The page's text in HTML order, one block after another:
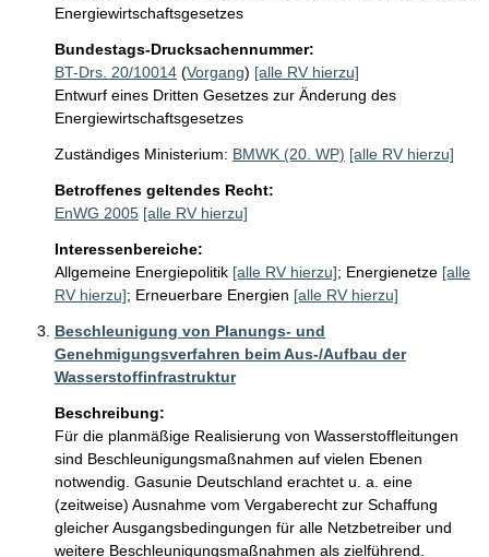
Energiewirtschaftsgesetzes
Bundestags-Drucksachennummer:
BT-Drs. 20/10014 (Vorgang) [alle RV hierzu]
Entwurf eines Dritten Gesetzes zur Änderung des
Energiewirtschaftsgesetzes
Zuständiges Ministerium: BMWK (20. WP) [alle RV hierzu]
Betroffenes geltendes Recht:
EnWG 2005 [alle RV hierzu]
Interessenbereiche:
Allgemeine Energiepolitik [alle RV hierzu]; Energienetze [alle
RV hierzu]; Erneuerbare Energien [alle RV hierzu]
Beschleunigung von Planungs- und
Genehmigungsverfahren beim Aus-/Aufbau der
Wasserstoffinfrastruktur
Beschreibung:
Für die planmäßige Realisierung von Wasserstoffleitungen
sind Beschleunigungsmaßnahmen auf vielen Ebenen
notwendig. Gasunie Deutschland erachtet u. a. eine
(zeitweise) Ausnahme vom Vergaberecht zur Schaffung
gleicher Ausgangsbedingungen für alle Netzbetreiber und
weitere Beschleunigungsmaßnahmen als zielführend.